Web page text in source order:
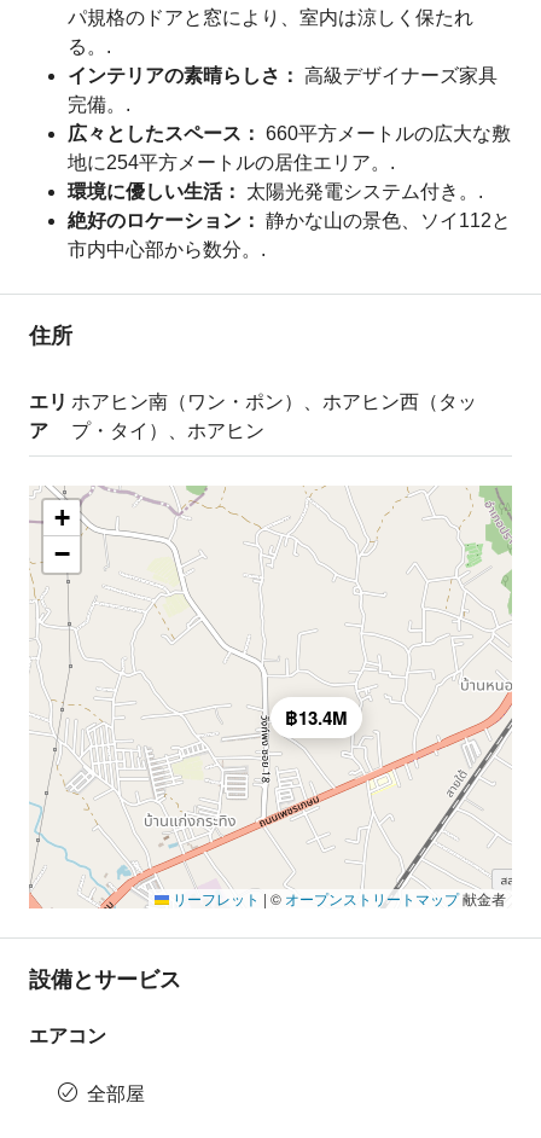
パ規格のドアと窓により、室内は涼しく保たれ
る。.
インテリアの素晴らしさ： 高級デザイナーズ家具
完備。.
広々としたスペース： 660平方メートルの広大な敷
地に254平方メートルの居住エリア。.
環境に優しい生活：
太陽光発電システム付き。.
絶好のロケーション： 静かな山の景色、ソイ112と
市内中心部から数分。.
住所
エリ
ア
ホアヒン南（ワン・ポン）、ホアヒン西（タッ
プ・タイ）、ホアヒン
฿13.4M
+
−
リーフレット | © オープンストリートマップ献金者
設備とサービス
エアコン
全部屋